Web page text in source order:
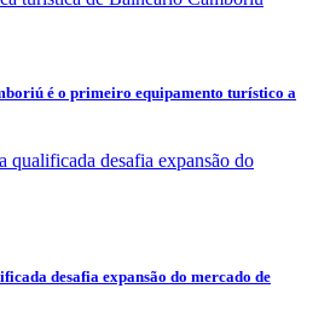
é o primeiro equipamento turístico a
desafia expansão do mercado de